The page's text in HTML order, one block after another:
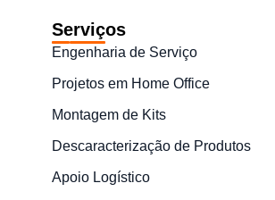
Serviços
Engenharia de Serviço
Projetos em Home Office
Montagem de Kits
Descaracterização de Produtos
Apoio Logístico